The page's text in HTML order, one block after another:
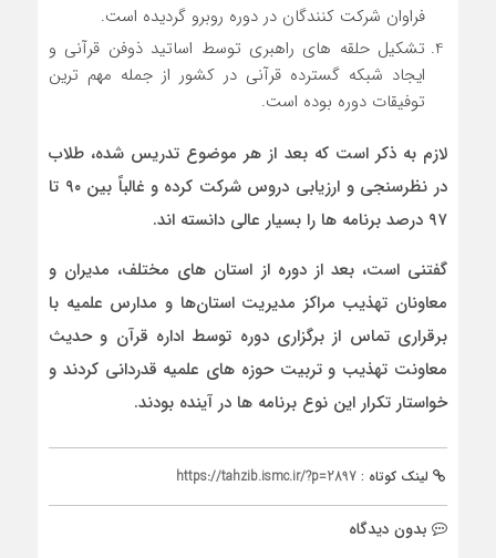
فراوان شرکت کنندگان در دوره روبرو گردیده است.
تشکیل حلقه های راهبری توسط اساتید ذوفن قرآنی و
ایجاد شبکه گسترده قرآنی در کشور از جمله مهم ترین
توفیقات دوره بوده است.
لازم به ذکر است که بعد از هر موضوع تدریس شده، طلاب
در نظرسنجی و ارزیابی دروس شرکت کرده و غالباً بین ۹۰ تا
۹۷ درصد برنامه ها را بسیار عالی دانسته اند.
گفتنی است، بعد از دوره از استان های مختلف، مدیران و
معاونان تهذیب مراکز مدیریت استان‌ها و مدارس علمیه با
برقراری تماس از برگزاری دوره توسط اداره قرآن و حدیث
معاونت تهذیب و تربیت حوزه های علمیه قدردانی کردند و
خواستار تکرار این نوع برنامه ها در آینده بودند.
لینک کوتاه : https://tahzib.ismc.ir/?p=2897
بدون دیدگاه